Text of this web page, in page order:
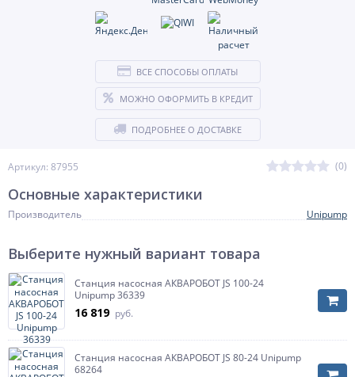
Артикул: 87955 (0)
ВСЕ СПОСОБЫ ОПЛАТЫ
МОЖНО ОФОРМИТЬ В КРЕДИТ
ПОДРОБНЕЕ О ДОСТАВКЕ
Основные характеристики
Производитель Unipump
Выберите нужный вариант товара
Станция насосная АКВАРОБОТ JS 100-24
Unipump 36339
16 819 руб.
Станция насосная АКВАРОБОТ JS 80-24 Unipump
68264